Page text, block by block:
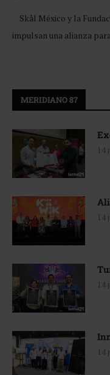
Skål México y la
impulsan una alianza
MERIDIANO 87
14
14
14
14